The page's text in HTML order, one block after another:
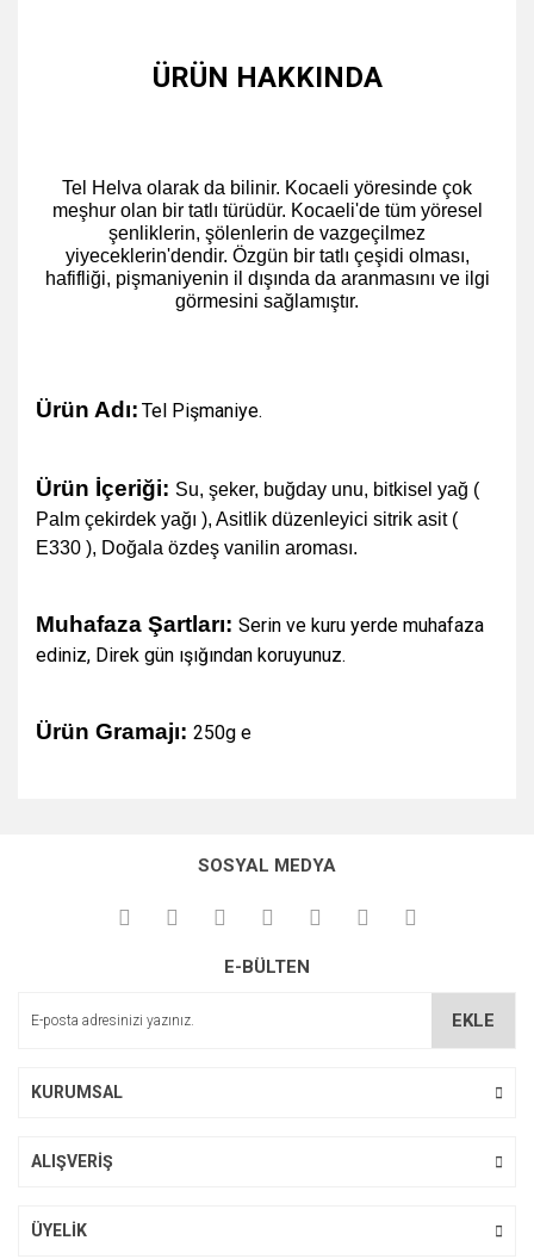
ÜRÜN HAKKINDA
Tel Helva olarak da bilinir. Kocaeli yöresinde çok
meşhur olan bir tatlı türüdür. Kocaeli'de tüm yöresel
şenliklerin, şölenlerin de vazgeçilmez
yiyeceklerin'dendir. Özgün bir tatlı çeşidi olması,
hafifliği, pişmaniyenin il dışında da aranmasını ve ilgi
görmesini sağlamıştır.
Ürün Adı: Tel Pişmaniye.
Ürün İçeriği: Su, şeker, buğday unu, bitkisel yağ (
Palm çekirdek yağı ), Asitlik düzenleyici sitrik asit (
E330 ), Doğala özdeş vanilin aroması.
Muhafaza Şartları: Serin ve kuru yerde muhafaza
ediniz, Direk gün ışığından koruyunuz.
Ürün Gramajı: 250g e
kullanarak tarafımıza iletebilirsiniz.
Görüş ve önerileriniz için teşekkür ederiz.
Ürün açıklamasında eksik bilgiler bulunuyor.
SOSYAL MEDYA
E-BÜLTEN
EKLE
KURUMSAL
ALIŞVERİŞ
ÜYELİK